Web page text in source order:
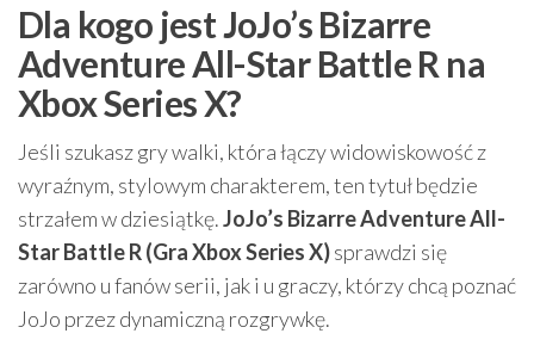
Dla kogo jest JoJo’s Bizarre
Adventure All-Star Battle R na
Xbox Series X?
Jeśli szukasz gry walki, która łączy widowiskowość z
wyraźnym, stylowym charakterem, ten tytuł będzie
strzałem w dziesiątkę.JoJo’s Bizarre Adventure All-
Star Battle R (Gra Xbox Series X)sprawdzi się
zarówno u fanów serii, jak i u graczy, którzy chcą poznać
JoJo przez dynamiczną rozgrywkę.